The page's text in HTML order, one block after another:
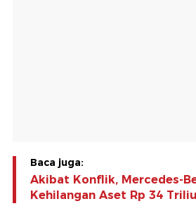
Baca juga:
Akibat Konflik, Mercedes-
Kehilangan Aset Rp 34